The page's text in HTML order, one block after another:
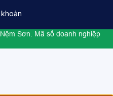
Sơn. Mã số doanh nghiệp